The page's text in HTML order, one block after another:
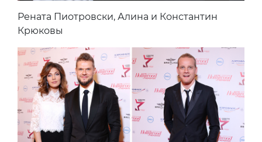
Рената Пиотровски, Алина и Константин
Крюковы